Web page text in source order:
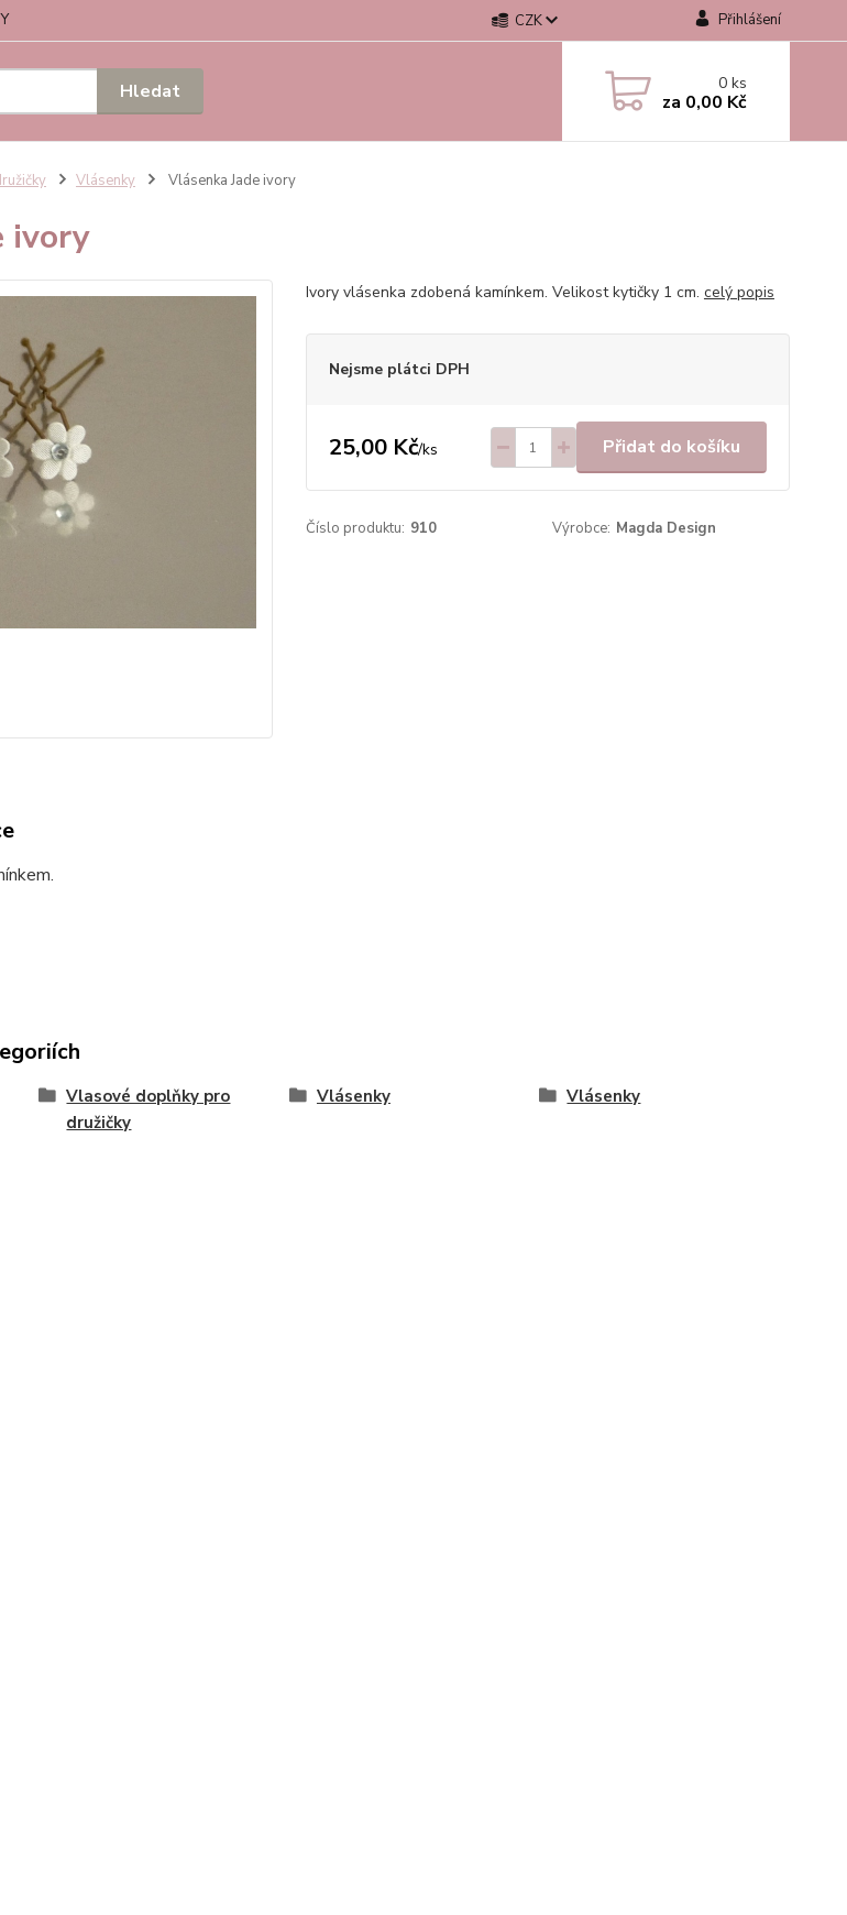
CZK Přihlášení
Hledat 0ks
za 0,00 Kč
Vlásenky Vlásenka Jade ivory
ivory
Ivory vlásenka zdobená kamínkem. Velikost kytičky 1 cm. celý popis
Nejsme plátci DPH
25,00 Kč/ks Přidat do košíku
Číslo produktu: 910 Výrobce: Magda Design
Vlasové doplňky pro
družičky
Vlásenky Vlásenky